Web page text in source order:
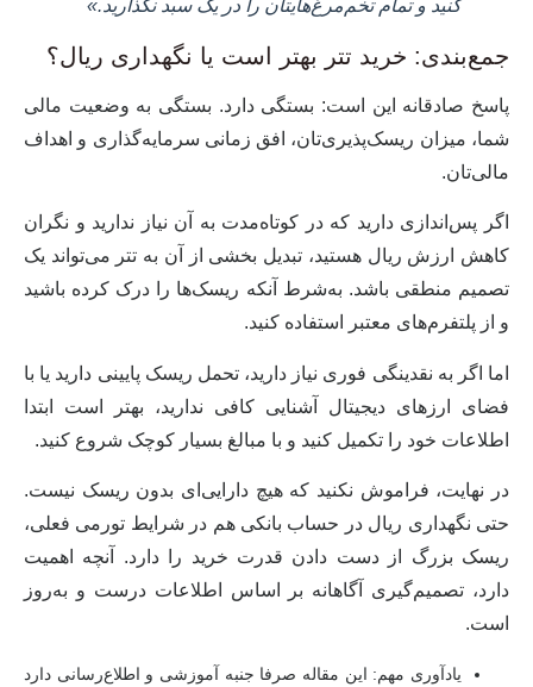
کنید و تمام تخم‌مرغ‌هایتان را در یک سبد نگذارید.»
جمع‌بندی: خرید تتر بهتر است یا نگهداری ریال؟
پاسخ صادقانه این است: بستگی دارد. بستگی به وضعیت مالی
شما، میزان ریسک‌پذیری‌تان، افق زمانی سرمایه‌گذاری و اهداف
مالی‌تان.
اگر پس‌اندازی دارید که در کوتاه‌مدت به آن نیاز ندارید و نگران
کاهش ارزش ریال هستید، تبدیل بخشی از آن به تتر می‌تواند یک
تصمیم منطقی باشد. به‌شرط آنکه ریسک‌ها را درک کرده باشید
و از پلتفرم‌های معتبر استفاده کنید.
اما اگر به نقدینگی فوری نیاز دارید، تحمل ریسک پایینی دارید یا با
فضای ارزهای دیجیتال آشنایی کافی ندارید، بهتر است ابتدا
اطلاعات خود را تکمیل کنید و با مبالغ بسیار کوچک شروع کنید.
در نهایت، فراموش نکنید کههیچ دارایی‌ای بدون ریسک نیست.
حتی نگهداری ریال در حساب بانکی هم در شرایط تورمی فعلی،
ریسک بزرگ از دست دادن قدرت خرید را دارد. آنچه اهمیت
دارد، تصمیم‌گیری آگاهانه بر اساس اطلاعات درست و به‌روز
است.
یادآوری مهم: این مقاله صرفا جنبه آموزشی و اطلاع‌رسانی دارد